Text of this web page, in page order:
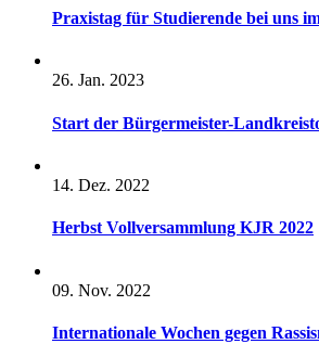
Praxistag für Studierende bei uns
26. Jan. 2023
Start der Bürgermeister-
14. Dez. 2022
Herbst Vollversammlung KJR 2022
09. Nov. 2022
Internationale Wochen gegen